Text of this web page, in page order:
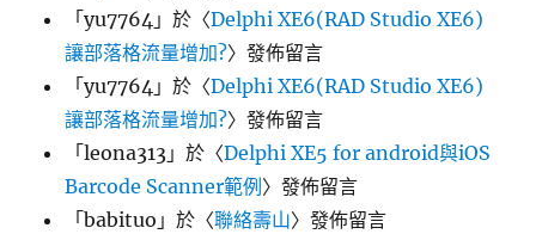
「yu7764 」於〈Delphi XE6(RAD Studio XE6)
讓部落格流量增加?〉發佈留言
「yu7764 」於〈Delphi XE6(RAD Studio XE6)
讓部落格流量增加?〉發佈留言
「leona313 」於〈Delphi XE5 for android與iOS
Barcode Scanner範例 〉發佈留言
「babituo 」於〈聯絡壽山〉發佈留言